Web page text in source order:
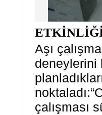
Aşı
deneylerini
çalışması